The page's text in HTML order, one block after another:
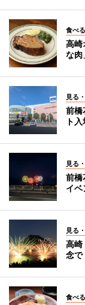
食べる
高崎
な肉
見る
前
ト
見る
前橋
イベ
見る
高崎
念で
食べる